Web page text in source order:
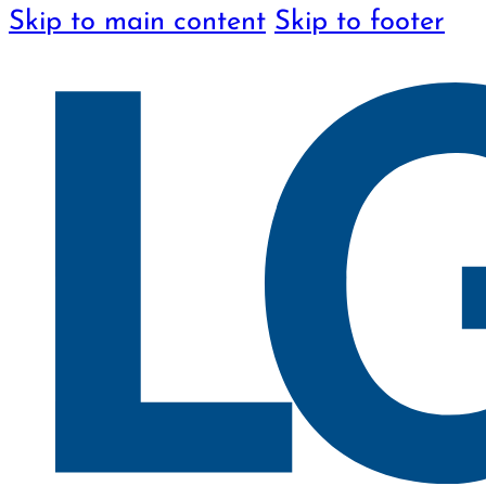
Skip to main content Skip to footer